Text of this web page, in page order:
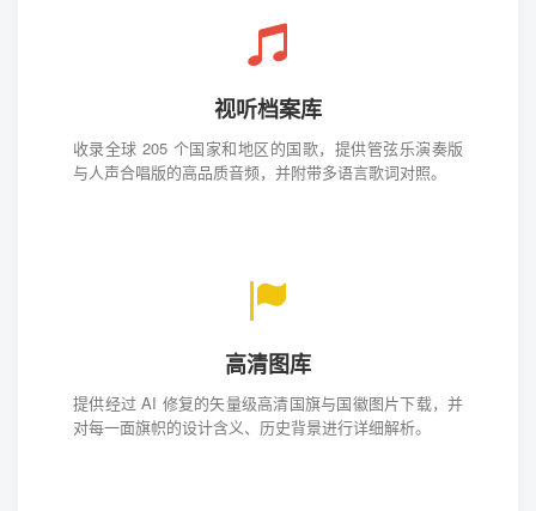
视听档案库
收录全球 205 个国家和地区的国歌，提供管弦乐演奏版
与人声合唱版的高品质音频，并附带多语言歌词对照。
高清图库
提供经过 AI 修复的矢量级高清国旗与国徽图片下载，并
对每一面旗帜的设计含义、历史背景进行详细解析。